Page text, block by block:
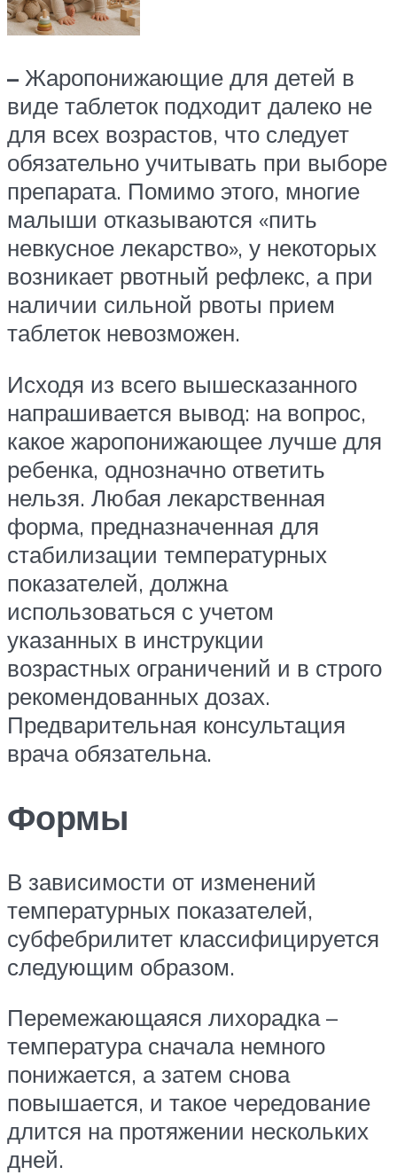
– Жаропонижающие для детей в
виде таблеток подходит далеко не
для всех возрастов, что следует
обязательно учитывать при выборе
препарата. Помимо этого, многие
малыши отказываются «пить
невкусное лекарство», у некоторых
возникает рвотный рефлекс, а при
наличии сильной рвоты прием
таблеток невозможен.
Исходя из всего вышесказанного
напрашивается вывод: на вопрос,
какое жаропонижающее лучше для
ребенка, однозначно ответить
нельзя. Любая лекарственная
форма, предназначенная для
стабилизации температурных
показателей, должна
использоваться с учетом
указанных в инструкции
возрастных ограничений и в строго
рекомендованных дозах.
Предварительная консультация
врача обязательна.
Формы
В зависимости от изменений
температурных показателей,
субфебрилитет классифицируется
следующим образом.
Перемежающаяся лихорадка –
температура сначала немного
понижается, а затем снова
повышается, и такое чередование
длится на протяжении нескольких
дней.